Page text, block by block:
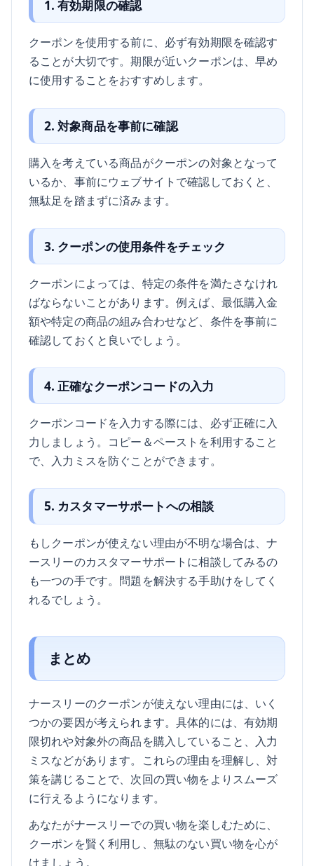
1. 有効期限の確認
クーポンを使用する前に、必ず有効期限を確認す
ることが大切です。期限が近いクーポンは、早め
に使用することをおすすめします。
2. 対象商品を事前に確認
購入を考えている商品がクーポンの対象となって
いるか、事前にウェブサイトで確認しておくと、
無駄足を踏まずに済みます。
3. クーポンの使用条件をチェック
クーポンによっては、特定の条件を満たさなけれ
ばならないことがあります。例えば、最低購入金
額や特定の商品の組み合わせなど、条件を事前に
確認しておくと良いでしょう。
4. 正確なクーポンコードの入力
クーポンコードを入力する際には、必ず正確に入
力しましょう。コピー＆ペーストを利用すること
で、入力ミスを防ぐことができます。
5. カスタマーサポートへの相談
もしクーポンが使えない理由が不明な場合は、ナ
ースリーのカスタマーサポートに相談してみるの
も一つの手です。問題を解決する手助けをしてく
れるでしょう。
まとめ
ナースリーのクーポンが使えない理由には、いく
つかの要因が考えられます。具体的には、有効期
限切れや対象外の商品を購入していること、入力
ミスなどがあります。これらの理由を理解し、対
策を講じることで、次回の買い物をよりスムーズ
に行えるようになります。
あなたがナースリーでの買い物を楽しむために、
クーポンを賢く利用し、無駄のない買い物を心が
けましょう。